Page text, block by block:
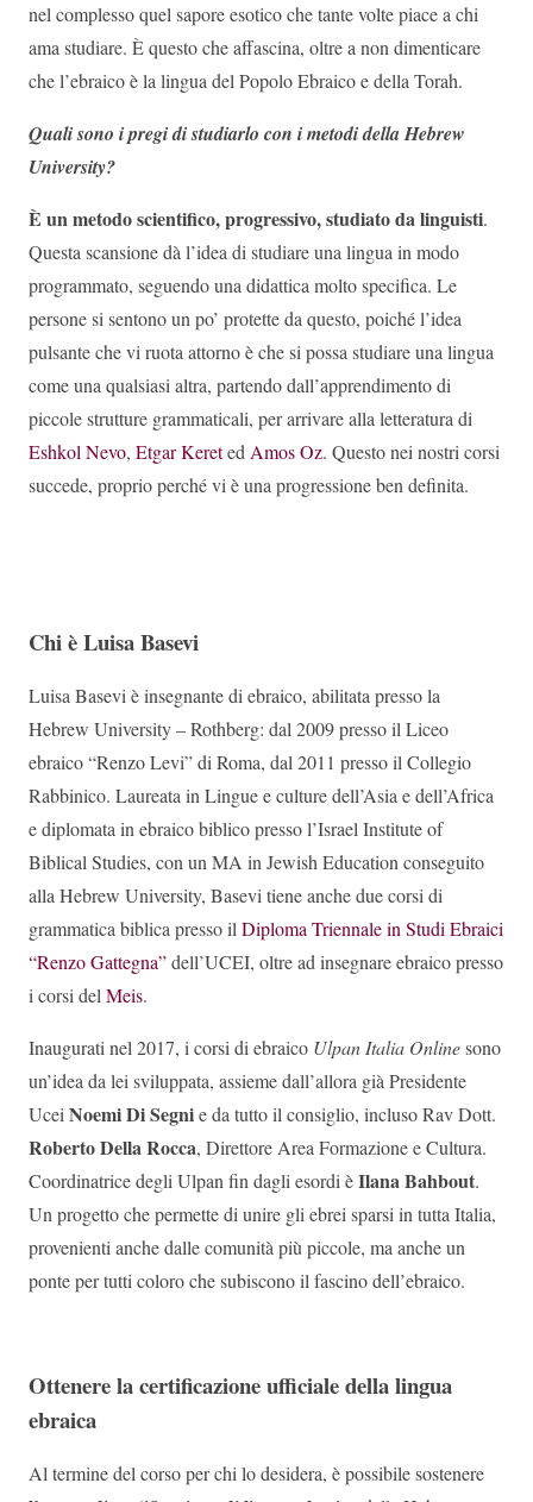
nel complesso quel sapore esotico che tante volte piace a chi
ama studiare. È questo che affascina, oltre a non dimenticare
che l’ebraico è la lingua del Popolo Ebraico e della Torah.
Quali sono i pregi di studiarlo con i metodi della Hebrew
University?
È un metodo scientifico, progressivo, studiato da linguisti.
Questa scansione dà l’idea di studiare una lingua in modo
programmato, seguendo una didattica molto specifica. Le
persone si sentono un po’ protette da questo, poiché l’idea
pulsante che vi ruota attorno è che si possa studiare una lingua
come una qualsiasi altra, partendo dall’apprendimento di
piccole strutture grammaticali, per arrivare alla letteratura di
Eshkol Nevo, Etgar KeretedAmos Oz. Questo nei nostri corsi
succede, proprio perché vi è una progressione ben definita.
Chi è Luisa Basevi
Luisa Basevi è insegnante di ebraico, abilitata presso la
Hebrew University – Rothberg: dal 2009 presso il Liceo
ebraico “Renzo Levi” di Roma, dal 2011 presso il Collegio
Rabbinico. Laureata in Lingue e culture dell’Asia e dell’Africa
e diplomata in ebraico biblico presso l’Israel Institute of
Biblical Studies, con un MA in Jewish Education conseguito
alla Hebrew University, Basevi tiene anche due corsi di
grammatica biblica presso ilDiploma Triennale in Studi Ebraici
“Renzo Gattegna”dell’UCEI, oltre ad insegnare ebraico presso
i corsi delMeis.
Inaugurati nel 2017, i corsi di ebraico Ulpan Italia Onlinesono
un’idea da lei sviluppata, assieme dall’allora già Presidente
UceiNoemi Di Segnie da tutto il consiglio, incluso Rav Dott.
Roberto Della Rocca, Direttore Area Formazione e Cultura.
Coordinatrice degli Ulpan fin dagli esordi èIlana Bahbout.
Un progetto che permette di unire gli ebrei sparsi in tutta Italia,
provenienti anche dalle comunità più piccole, ma anche un
ponte per tutti coloro che subiscono il fascino dell’ebraico.
Ottenere la certificazione ufficiale della lingua
ebraica
Al termine del corso per chi lo desidera, è possibile sostenere